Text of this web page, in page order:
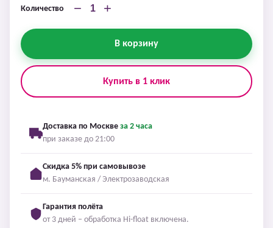
Количество − +
В корзину
Купить в 1 клик
Доставка по Москве за 2 часа
при заказе до 21:00
Скидка 5% при самовывозе
м. Бауманская / Электрозаводская
Гарантия полёта
от 3 дней – обработка Hi-float включена.